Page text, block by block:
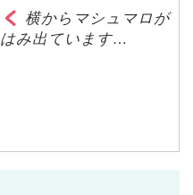
横からマシュマロが
はみ出ています…